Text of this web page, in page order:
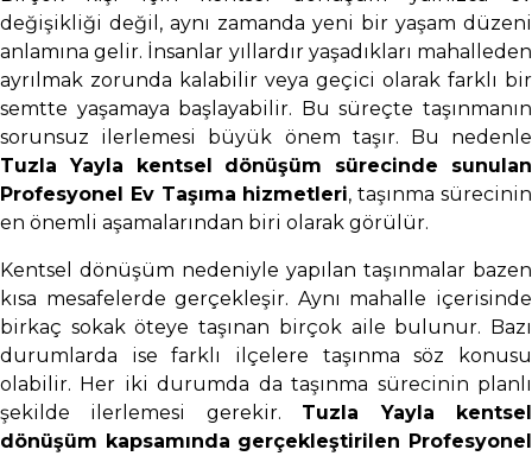
değişikliği değil, aynı zamanda yeni bir yaşam düzeni
anlamına gelir. İnsanlar yıllardır yaşadıkları mahalleden
ayrılmak zorunda kalabilir veya geçici olarak farklı bir
semtte yaşamaya başlayabilir. Bu süreçte taşınmanın
sorunsuz ilerlemesi büyük önem taşır. Bu nedenle
Tuzla Yayla kentsel dönüşüm sürecinde sunulan
Profesyonel Ev Taşıma hizmetleri, taşınma sürecinin
en önemli aşamalarından biri olarak görülür.
Kentsel dönüşüm nedeniyle yapılan taşınmalar bazen
kısa mesafelerde gerçekleşir. Aynı mahalle içerisinde
birkaç sokak öteye taşınan birçok aile bulunur. Bazı
durumlarda ise farklı ilçelere taşınma söz konusu
olabilir. Her iki durumda da taşınma sürecinin planlı
şekilde ilerlemesi gerekir. Tuzla Yayla kentsel
dönüşüm kapsamında gerçekleştirilen Profesyonel